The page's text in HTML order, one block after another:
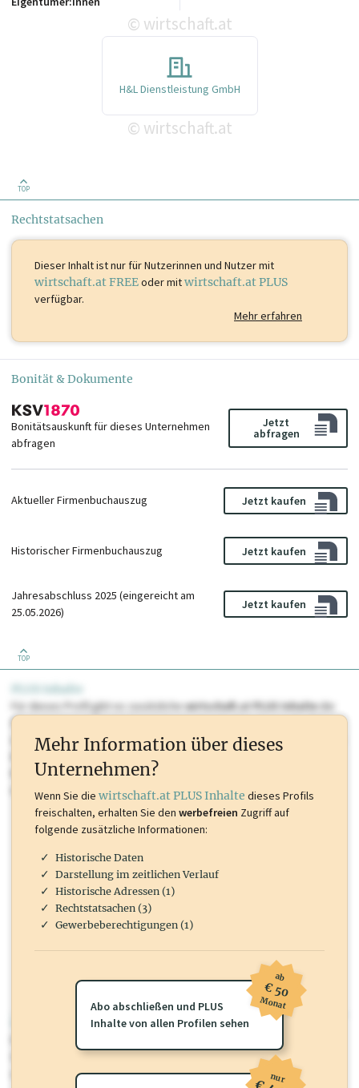
© wirtschaft.at
H&L Dienstleistung GmbH
© wirtschaft.at
TOP
Rechtstatsachen
Dieser Inhalt istnur für Nutzerinnen und Nutzer mit
wirtschaft.at FREEoder mitwirtschaft.at PLUS
verfügbar.
Mehr erfahren
Bonität & Dokumente
Bonitätsauskunft für dieses Unternehmen
abfragen
Jetzt
abfragen
Aktueller Firmenbuchauszug Jetzt kaufen
Historischer Firmenbuchauszug Jetzt kaufen
Jahresabschluss 2025 (eingereicht am
25.05.2026)
Jetzt kaufen
TOP
PLUS Inhalte
Für dieses Profil gibt es zusätzlichewirtschaft.at PLUS Inhaltedie
Sie momentan nicht einsehen können. Schalten Sie dieses Profil frei
oder loggen Sie sich ein um diese Inhalte zu sehen. wirtschaft.at PLUS
Marken, Patente, Rechtstatsachen, OTS-Aussendungen, und viele
mehr.
wirtschaft.at PLUS
Sie momentan nicht einsehen können. Schalten Sie dieses Profil frei
oder loggen Sie sich ein um diese Inhalte zu sehen.
Mehr Information über dieses
Unternehmen?
Wenn Sie die wirtschaft.at PLUS Inhalte dieses Profils
freischalten, erhalten Sie den werbefreien Zugriff auf
folgende zusätzliche Informationen:
Historische Daten
Darstellung im zeitlichen Verlauf
Historische Adressen (1)
Rechtstatsachen (3)
Gewerbeberechtigungen (1)
Abo abschließen und PLUS
Inhalte von allen Profilen sehen
ab
€ 50
Monat
nur